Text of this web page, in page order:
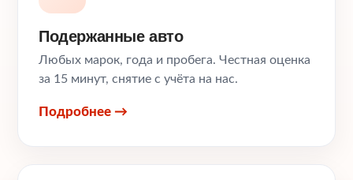
Подержанные авто
Любых марок, года и пробега. Честная оценка
за 15 минут, снятие с учёта на нас.
Подробнее →